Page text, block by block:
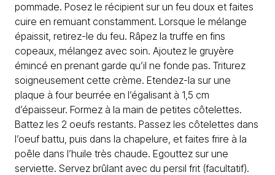
pommade. Posez le récipient sur un feu doux et faites
cuire en remuant constamment. Lorsque le mélange
épaissit, retirez-le du feu. Râpez la truffe en fins
copeaux, mélangez avec soin. Ajoutez le gruyère
émincé en prenant garde qu’il ne fonde pas. Triturez
soigneusement cette crème. Etendez-la sur une
plaque à four beurrée en l’égalisant à 1,5 cm
d’épaisseur. Formez à la main de petites côtelettes.
Battez les 2 oeufs restants. Passez les côtelettes dans
l’oeuf battu, puis dans la chapelure, et faites frire à la
poêle dans l’huile très chaude. Egouttez sur une
serviette. Servez brûlant avec du persil frit (facultatif).